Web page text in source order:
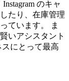
のキャ
たり、在庫管理
ています。 ま
いアシスタント
にとって最高